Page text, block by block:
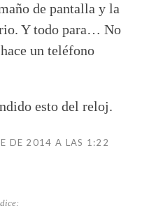
de pantalla y la
Y todo para… No
un teléfono
esto del reloj.
DE 2014 A LAS 1:22
dice: